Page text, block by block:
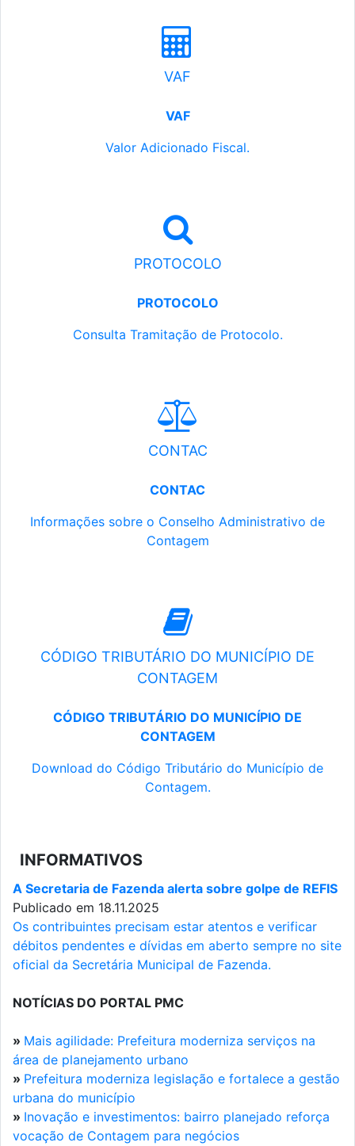
VAF
VAF
Valor Adicionado Fiscal.
PROTOCOLO
PROTOCOLO
Consulta Tramitação de Protocolo.
CONTAC
CONTAC
Informações sobre o Conselho Administrativo de
Contagem
CÓDIGO TRIBUTÁRIO DO MUNICÍPIO DE
CONTAGEM
CÓDIGO TRIBUTÁRIO DO MUNICÍPIO DE
CONTAGEM
Download do Código Tributário do Município de
Contagem.
INFORMATIVOS
A Secretaria de Fazenda alerta sobre golpe de REFIS
Publicado em 18.11.2025
Os contribuintes precisam estar atentos e verificar
débitos pendentes e dívidas em aberto sempre no site
oficial da Secretária Municipal de Fazenda.
NOTÍCIAS DO PORTAL PMC
» Mais agilidade: Prefeitura moderniza serviços na
área de planejamento urbano
» Prefeitura moderniza legislação e fortalece a gestão
urbana do município
» Inovação e investimentos: bairro planejado reforça
vocação de Contagem para negócios